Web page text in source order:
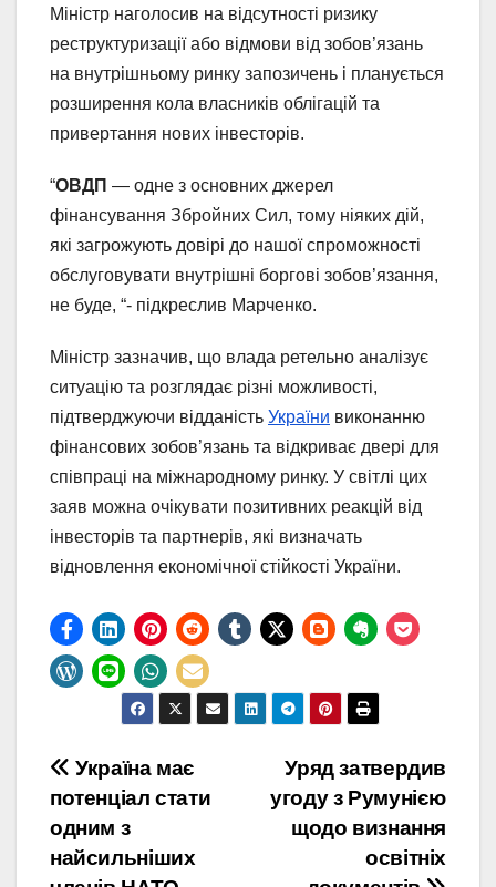
Міністр наголосив на відсутності ризику
реструктуризації або відмови від зобов’язань
на внутрішньому ринку запозичень і планується
розширення кола власників облігацій та
привертання нових інвесторів.
“ОВДП — одне з основних джерел
фінансування Збройних Сил, тому ніяких дій,
які загрожують довірі до нашої спроможності
обслуговувати внутрішні боргові зобов’язання,
не буде, “- підкреслив Марченко.
Міністр зазначив, що влада ретельно аналізує
ситуацію та розглядає різні можливості,
підтверджуючи відданість України виконанню
фінансових зобов’язань та відкриває двері для
співпраці на міжнародному ринку. У світлі цих
заяв можна очікувати позитивних реакцій від
інвесторів та партнерів, які визначать
відновлення економічної стійкості України.
Навігація
записів
Уряд затвердив
угоду з Румунією
щодо визнання
освітніх
Україна має
потенціал стати
одним з
найсильніших